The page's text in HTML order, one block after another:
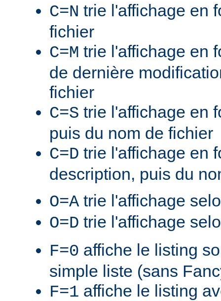
C=N trie l'affichage en
fichier
C=M trie l'affichage en
de dernière
fichier
C=S trie l'affichage en
puis du nom de fichier
C=D trie l'affichage en
description, puis du
O=A trie l'affichage
O=D trie l'affichage
F=0 affiche le listing
simple liste (sans
F=1 affiche le listing